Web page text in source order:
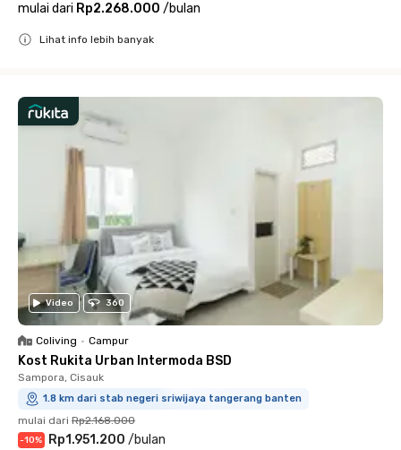
mulai dari Rp2.268.000 /bulan
Lihat info lebih banyak
Video 360
Coliving • Campur
Kost Rukita Urban Intermoda BSD
Sampora, Cisauk
1.8 km dari stab negeri sriwijaya tangerang banten
mulai dari Rp2.168.000
-10% Rp1.951.200 /bulan